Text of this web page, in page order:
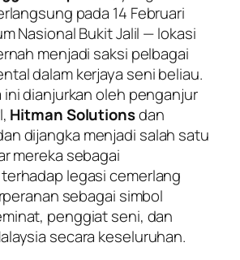
pada 14 Februari
Nasional Bukit Jalil — lokasi
menjadi saksi pelbagai
dalam kerjaya seni beliau.
ini dianjurkan oleh penganjur
Hitman Solutionsdan
dijangka menjadi salah satu
mereka sebagai
legasi cemerlang
sebagai simbol
penggiat seni, dan
secara keseluruhan.